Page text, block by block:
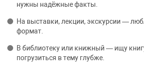
нужны надёжные факты.
На выставки, лекции, экскурсии —
формат.
В библиотеку или книжный — ищу
погрузиться в тему глубже.